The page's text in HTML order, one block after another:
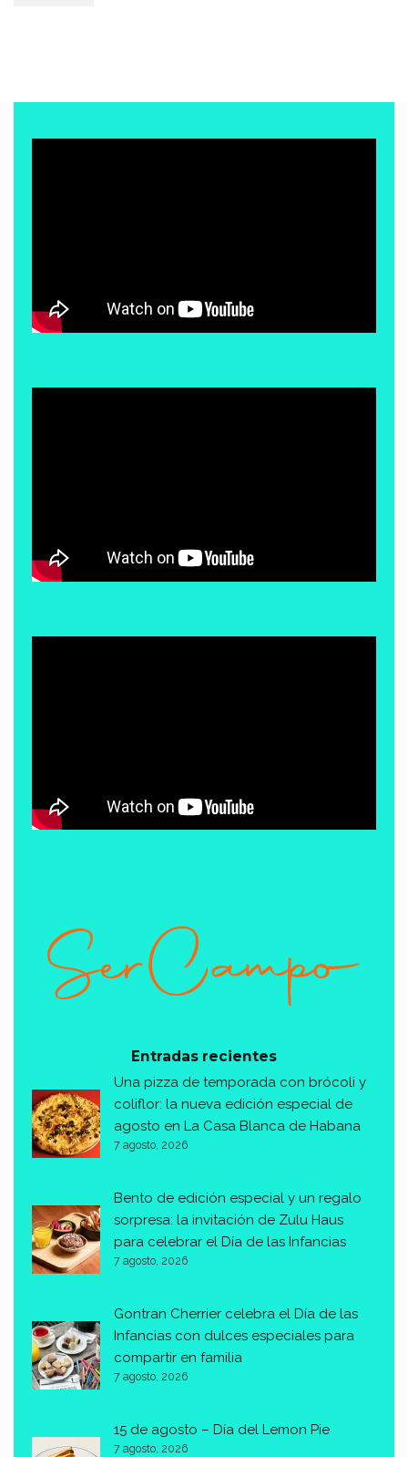
Entradas recientes
Una pizza de temporada con brócoli y
coliflor: la nueva edición especial de
agosto en La Casa Blanca de Habana
7 agosto, 2026
Bento de edición especial y un regalo
sorpresa: la invitación de Zulu Haus
para celebrar el Día de las Infancias
7 agosto, 2026
Gontran Cherrier celebra el Día de las
Infancias con dulces especiales para
compartir en familia
7 agosto, 2026
15 de agosto – Día del Lemon Pie
7 agosto, 2026